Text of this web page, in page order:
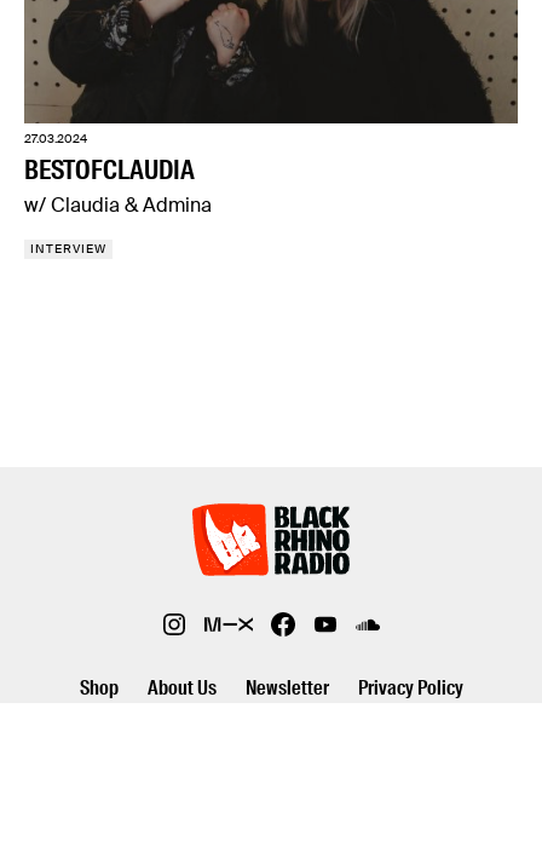
27.03.2024
BESTOFCLAUDIA
w/ Claudia & Admina
INTERVIEW
Shop About Us Newsletter Privacy Policy